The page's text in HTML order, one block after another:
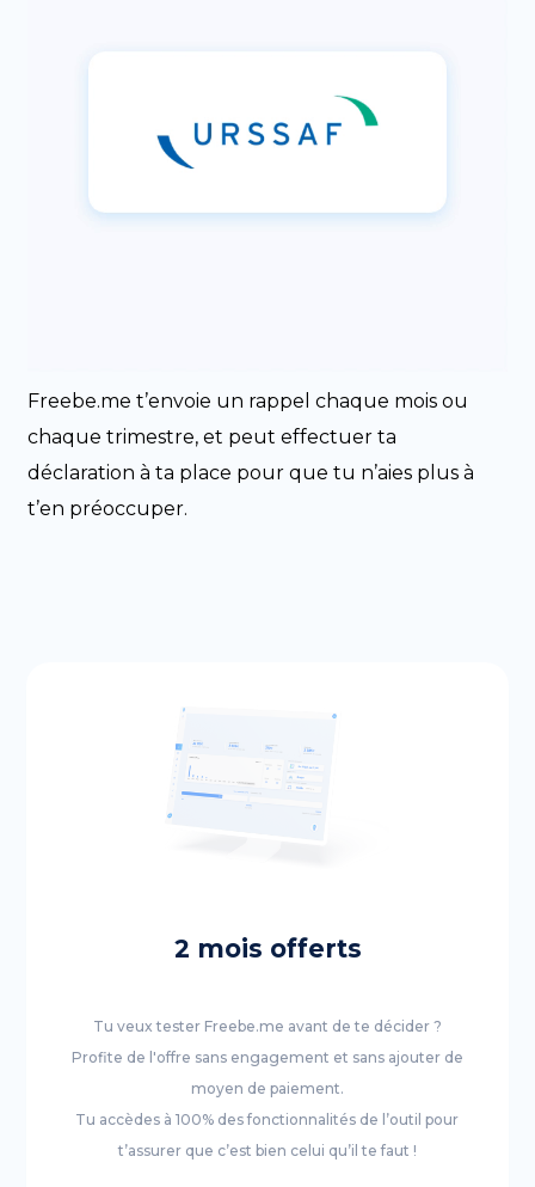
Freebe.me t’envoie un rappel chaque mois ou
chaque trimestre, et peut effectuer ta
déclaration à ta place pour que tu n’aies plus à
t’en préoccuper.
2 mois offerts
Tu veux tester Freebe.me avant de te décider ?
Profite de l'offre sans engagement et sans ajouter de
moyen de paiement.
Tu accèdes à 100% des fonctionnalités de l’outil pour
t’assurer que c’est bien celui qu’il te faut !